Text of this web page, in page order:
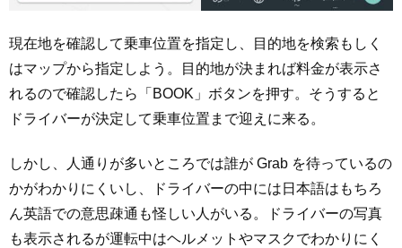
現在地を確認して乗車位置を指定し、目的地を検索もしく
はマップから指定しよう。目的地が決まれば料金が表示さ
れるので確認したら「BOOK」ボタンを押す。そうすると
ドライバーが決定して乗車位置まで迎えに来る。
しかし、人通りが多いところでは誰が Grab を待っているの
かがわかりにくいし、ドライバーの中には日本語はもちろ
ん英語での意思疎通も怪しい人がいる。ドライバーの写真
も表示されるが運転中はヘルメットやマスクでわかりにく